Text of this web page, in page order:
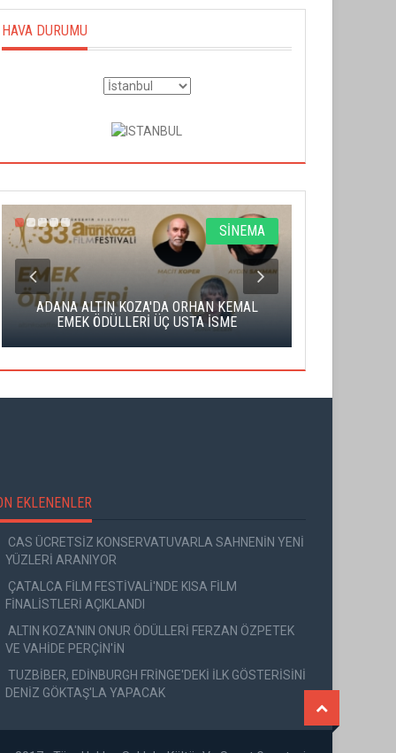
HAVA DURUMU
SİNEMA
ADANA ALTIN KOZA'DA ORHAN KEMAL
EMEK ÖDÜLLERİ ÜÇ USTA İSME
EKLENENLER
CAS ÜCRETSİZ KONSERVATUVARLA SAHNENİN YENİ
YÜZLERİ ARANIYOR
ÇATALCA FİLM FESTİVALİ'NDE KISA FİLM
FİNALİSTLERİ AÇIKLANDI
ALTIN KOZA'NIN ONUR ÖDÜLLERİ FERZAN ÖZPETEK
VE VAHİDE PERÇİN'İN
TUZBİBER, EDİNBURGH FRİNGE'DEKİ İLK GÖSTERİSİNİ
DENİZ GÖKTAŞ'LA YAPACAK